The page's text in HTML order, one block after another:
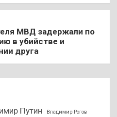
МВД задержали по
в убийстве и
друга
Путин Владимир Рогов